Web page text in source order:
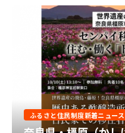
ふるさと住民制度新着ニュース